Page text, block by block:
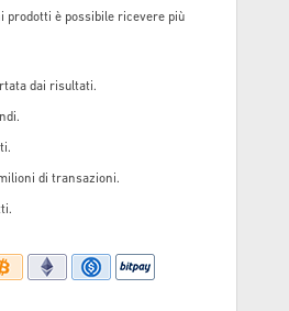
prodotti è possibile ricevere più
dai risultati.
di transazioni.